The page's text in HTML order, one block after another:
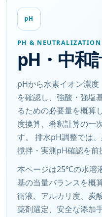
pH
PH & NEUTRALIZATION
pH・中和
pHから水素イオン濃
を確認し、強酸・強塩
るための必要量を概算
度換算、希釈計算の一
す。 排水pH調整では
撹拌・実測pH確認を前
本ページは25℃の水溶
基の当量バランスを概
衝液、アルカリ度、炭
薬剤選定、安全な添加